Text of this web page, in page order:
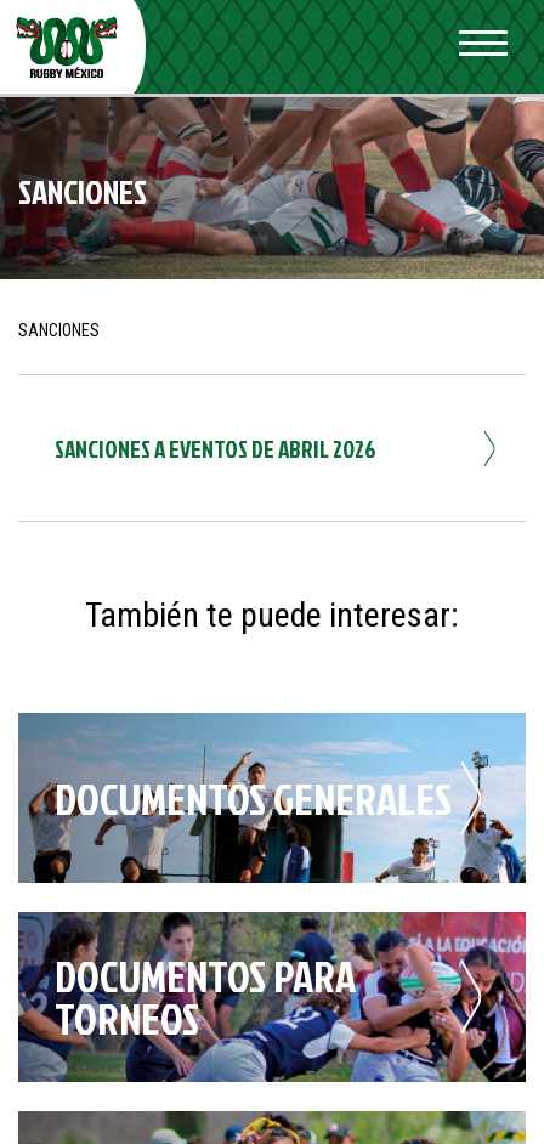
SANCIONES
SANCIONES
SANCIONES A EVENTOS DE ABRIL 2026
También te puede interesar:
DOCUMENTOS GENERALES
DOCUMENTOS PARA
TORNEOS